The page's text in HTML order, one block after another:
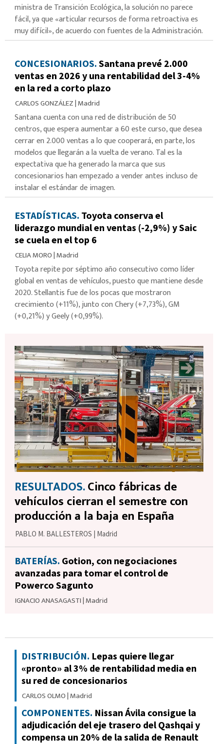
ministra de Transición Ecológica, la solución no parece
fácil, ya que «articular recursos de forma retroactiva es
muy difícil», de acuerdo con fuentes de la Administración.
CONCESIONARIOS. Santana prevé 2.000
ventas en 2026 y una rentabilidad del 3-4%
en la red a corto plazo
CARLOS GONZÁLEZ|Madrid
Santana cuenta con una red de distribución de 50
centros, que espera aumentar a 60 este curso, que desea
cerrar en 2.000 ventas a lo que cooperará, en parte, los
modelos que llegarán a la vuelta de verano. Tal es la
expectativa que ha generado la marca que sus
concesionarios han empezado a vender antes incluso de
instalar el estándar de imagen.
ESTADÍSTICAS. Toyota conserva el
liderazgo mundial en ventas (-2,9%) y Saic
se cuela en el top 6
CELIA MORO|Madrid
Toyota repite por séptimo año consecutivo como líder
global en ventas de vehículos, puesto que mantiene desde
2020. Stellantis fue de los pocas que mostraron
crecimiento (+11%), junto con Chery (+7,73%), GM
(+0,21%) y Geely (+0,99%).
RESULTADOS.Cinco fábricas de
vehículos cierran el semestre con
producción a la baja en España
PABLO M. BALLESTEROS Madrid
BATERÍAS. Gotion, con negociaciones
avanzadas para tomar el control de
Powerco Sagunto
IGNACIO ANASAGASTI|Madrid
DISTRIBUCIÓN. Lepas quiere llegar
«pronto» al 3% de rentabilidad media en
su red de concesionarios
CARLOS OLMO|Madrid
COMPONENTES. Nissan Ávila consigue la
adjudicación del eje trasero del Qashqai y
compensa un 20% de la salida de Renault